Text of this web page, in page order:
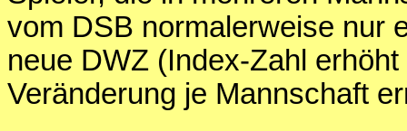
vom DSB normalerweise nur
neue DWZ (Index-Zahl
Veränderung je Mannschaft